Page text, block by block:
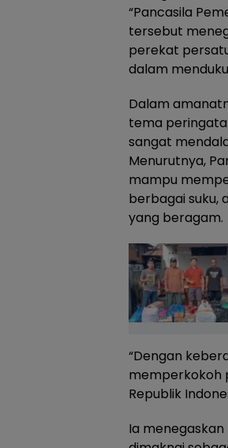
“Pancasila
tersebut
perekat
dalam
Dalam
tema
sangat
Menurutnya,
mampu
berbagai suku,
yang beragam.
“Dengan
memperkokoh
Republik
Ia